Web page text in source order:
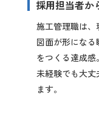
採用担当者か
施工管理職は、
図面が形にな
をつくる達成感
未経験でも大丈
ます。